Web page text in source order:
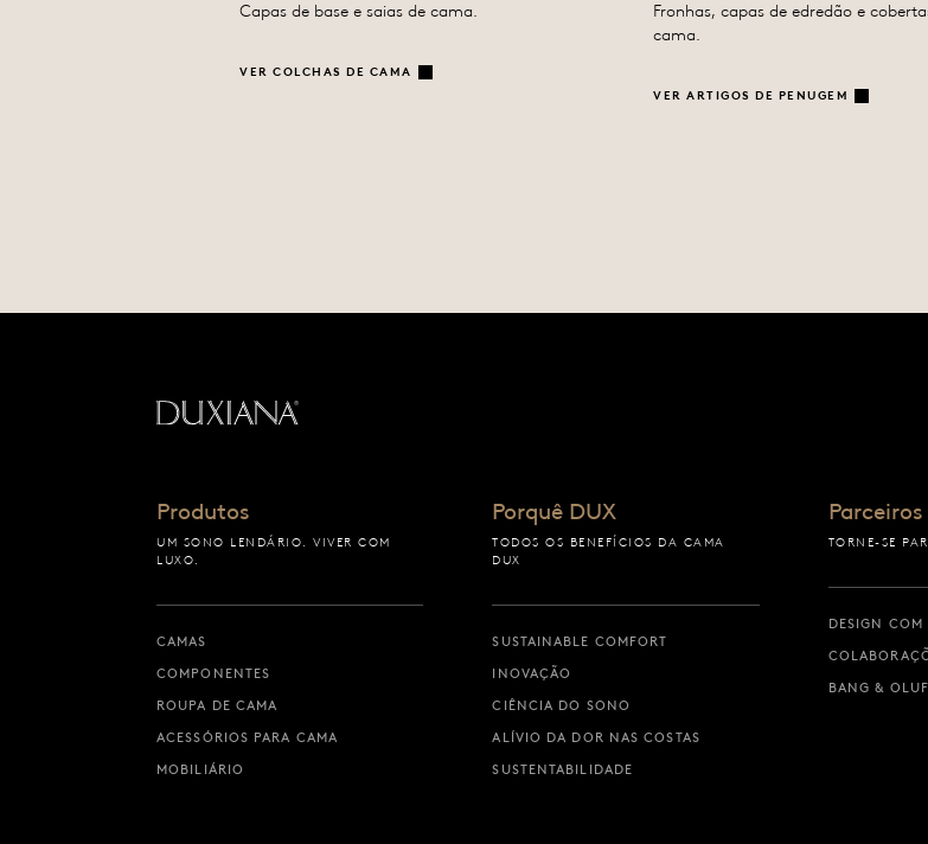
Capas de base e saias de cama.
VER COLCHAS DE CAMA
Fronhas, capas de edredão e
cama.
VER ARTIGOS DE PENUGEM
Produtos
UM SONO LENDÁRIO. VIVER COM
LUXO.
CAMAS
COMPONENTES
ROUPA DE CAMA
ACESSÓRIOS PARA CAMA
MOBILIÁRIO
Porquê DUX
TODOS OS BENEFÍCIOS DA CAMA
DUX
SUSTAINABLE COMFORT
INOVAÇÃO
CIÊNCIA DO SONO
ALÍVIO DA DOR NAS COSTAS
SUSTENTABILIDADE
Parceiros
TORNE-SE
DESIGN COM
BANG &